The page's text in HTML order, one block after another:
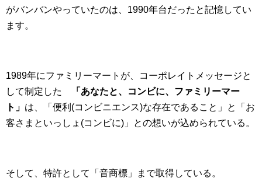
がバンバンやっていたのは、1990年台だったと記憶してい
ます。
1989年にファミリーマートが、コーポレイトメッセージと
して制定した
「あなたと、コンビに、ファミリーマー
ト」 は、「便利(コンビニエンス)な存在であること」と「お
客さまといっしょ(コンビに)」との想いが込められている。
そして、特許として「音商標」まで取得している。